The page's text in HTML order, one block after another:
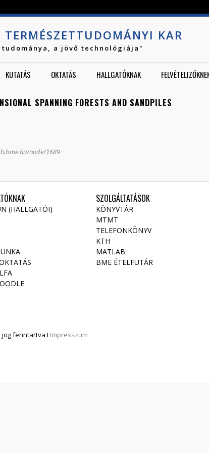
TERMÉSZETTUDOMÁNYI KAR
tudománya, a jövő technológiája"
KUTATÁS OKTATÁS HALLGATÓKNAK
SPANNING FORESTS AND SANDPILES
node/1689
fenntartva I Impresszum
(HALLGATÓI)
SZOLGÁLTATÁSOK
KÖNYVTÁR
MTMT
TELEFONKÖNYV
KTH
MATLAB
BME ÉTELFUTÁR